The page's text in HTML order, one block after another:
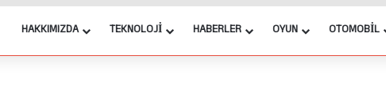
HAKKIMIZDA TEKNOLOJI HABERLER OYUN OTOMOBIL